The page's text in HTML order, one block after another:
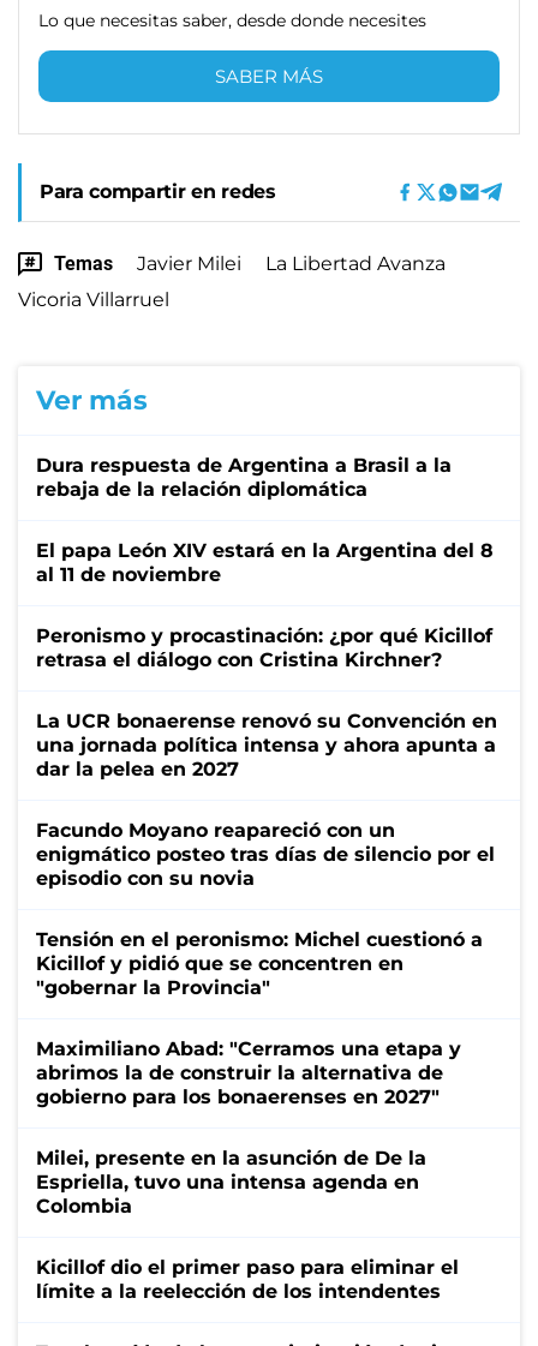
Lo que necesitas saber, desde donde necesites
SABER MÁS
Para compartir en redes
Temas Javier Milei
La Libertad Avanza
Vicoria Villarruel
Ver más
Dura respuesta de Argentina a Brasil a la
rebaja de la relación diplomática
El papa León XIV estará en la Argentina del 8
al 11 de noviembre
Peronismo y procastinación: ¿por qué Kicillof
retrasa el diálogo con Cristina Kirchner?
La UCR bonaerense renovó su Convención en
una jornada política intensa y ahora apunta a
dar la pelea en 2027
Facundo Moyano reapareció con un
enigmático posteo tras días de silencio por el
episodio con su novia
Tensión en el peronismo: Michel cuestionó a
Kicillof y pidió que se concentren en
"gobernar la Provincia"
Maximiliano Abad: "Cerramos una etapa y
abrimos la de construir la alternativa de
gobierno para los bonaerenses en 2027"
Milei, presente en la asunción de De la
Espriella, tuvo una intensa agenda en
Colombia
Kicillof dio el primer paso para eliminar el
límite a la reelección de los intendentes